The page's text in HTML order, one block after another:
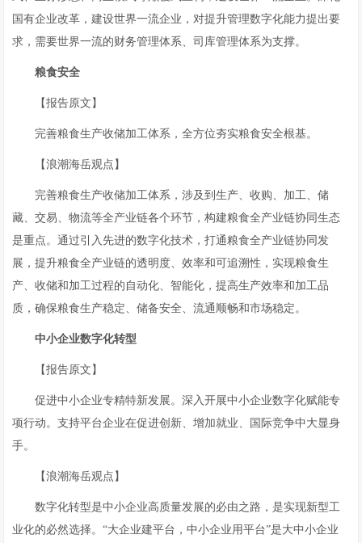
国有企业改革，建设世界一流企业，对提升管理数字化能力提出要
求，需要世界一流的财务管理体系、司库管理体系为支撑。
粮食安全
【报告原文】
完善粮食生产收储加工体系，全方位夯实粮食安全根基。
【浪潮海岳观点】
完善粮食生产收储加工体系，涉及到生产、收购、加工、储
藏、交易、物流等全产业链各个环节，构建粮食全产业链协同生态
是重点。通过引入先进的数字化技术，打通粮食全产业链协同发
展，提升粮食全产业链的透明度、效率和可追溯性，实现粮食生
产、收储和加工过程的自动化、智能化，提高生产效率和加工品
质，确保粮食生产稳定、储备安全、流通顺畅和市场稳定。
中小企业数字化转型
【报告原文】
促进中小企业专精特新发展。深入开展中小企业数字化赋能专
项行动。支持平台企业在促进创新、增加就业、国际竞争中大显身
手。
【浪潮海岳观点】
数字化转型是中小企业高质量发展的必由之路，是实现新型工
业化的必然选择。“大企业建平台，中小企业用平台”是大中小企业